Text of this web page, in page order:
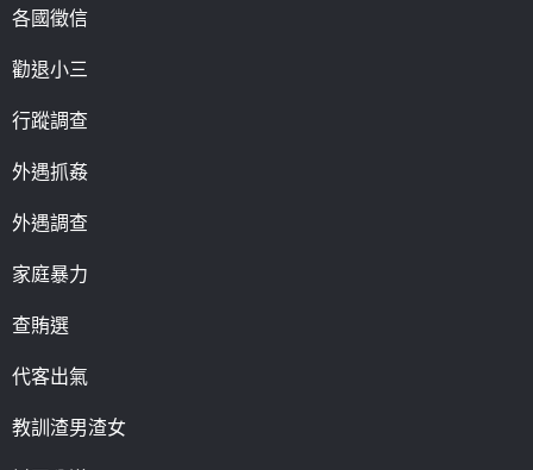
各國徵信
勸退小三
行蹤調查
外遇抓姦
外遇調查
家庭暴力
查賄選
代客出氣
教訓渣男渣女